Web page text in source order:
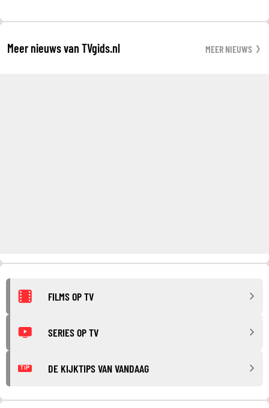
Meer nieuws van TVgids.nl MEER NIEUWS
FILMS OP TV
SERIES OP TV
TIP DE KIJKTIPS VAN VANDAAG